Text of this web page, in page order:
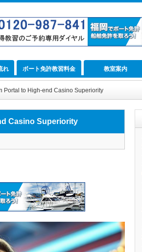
れ ボート免許教習料金 教室案内
Portal to High-end Casino Superiority
Casino Superiority